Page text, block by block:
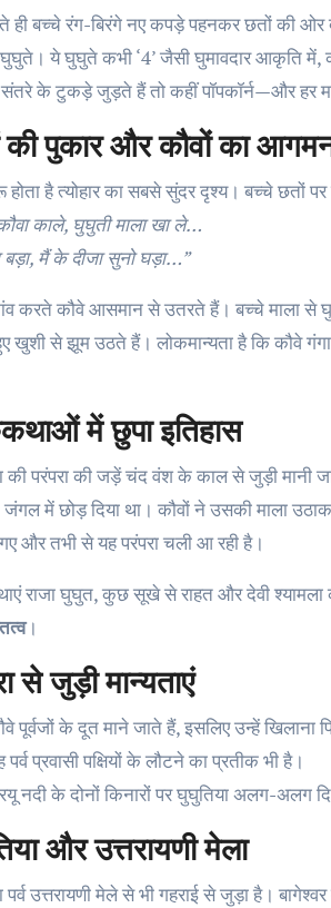
ही बच्चे रंग-बिरंगे नए कपड़े पहनकर छतों की
ये घुघुते कभी ‘4’ जैसी घुमावदार आकृति में,
के टुकड़े जुड़ते हैं तो कहीं पॉपकॉर्न—और हर
की पुकार और कौवों का
होता है त्योहार का सबसे सुंदर दृश्य। बच्चे छतों
काले, घुघुती माला खा ले…
बड़ा, मैं के दीजा सुनो घड़ा…”
करते कौवे आसमान से उतरते हैं। बच्चे माला से
खुशी से झूम उठते हैं। लोकमान्यता है कि कौवे
में छुपा इतिहास
की परंपरा की जड़ें चंद वंश के काल से जुड़ी मानी
जंगल में छोड़ दिया था। कौवों ने उसकी माला
और तभी से यह परंपरा चली आ रही है।
राजा घुघुत, कुछ सूखे से राहत और देवी श्यामला
।
से जुड़ी मान्यताएं
पूर्वजों के दूत माने जाते हैं, इसलिए उन्हें खिलाना
पर्व प्रवासी पक्षियों के लौटने का प्रतीक भी है।
नदी के दोनों किनारों पर घुघुतिया अलग-अलग
और उत्तरायणी मेला
पर्व उत्तरायणी मेले से भी गहराई से जुड़ा है।